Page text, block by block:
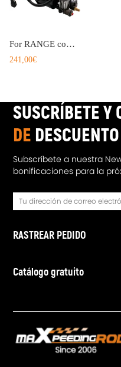
For RANGE compatible para ROVER L322 06-12 Compresor de suspensión neumática Air Pump
241,00€
SUSCRÍBETE
DE DESCUENTO
Subscríbete a nuestra
bonificaciones para la
RASTREAR PEDIDO
Catálogo gratuito